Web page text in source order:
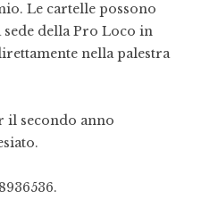
Le cartelle possono
sede della Pro Loco in
nella palestra
il secondo anno